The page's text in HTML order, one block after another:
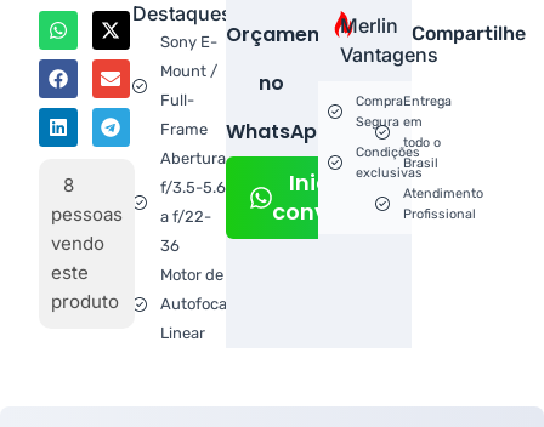
Destaques
Sony E-
Mount /
Full-
Frame
Abertura:
f/3.5-5.6
a f/22-
36
Motor de
Autofocagem
Linear
Orçamento
no
WhatsApp!
Iniciar
conversa
Compartilhe
8
pessoas
vendo
este
produto
Merlin
Vantagens
Compra
Segura
Condições
exclusivas
Entrega
em
todo o
Brasil
Atendimento
Profissional